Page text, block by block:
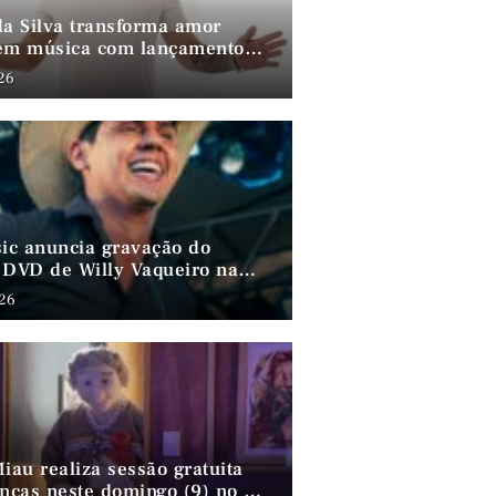
Silva transforma amor
música com lançamento
lado de André da Mata e
anuncia gravação do
de Willy Vaqueiro na
do Chocalho (PE)
realiza sessão gratuita